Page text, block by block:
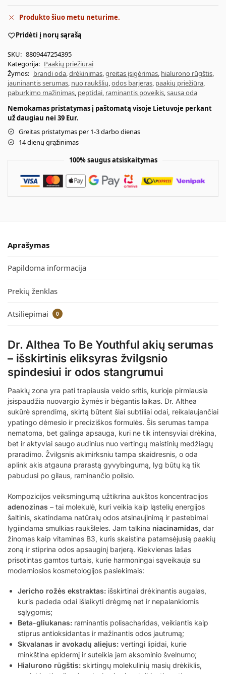
Produkto šiuo metu neturime.
Pridėti į norų sąrašą
SKU: 8809447254395
Kategorija: Paakių priežiūrai
Žymos: brandi oda,drėkinimas,greitas įsigėrimas, hialurono rūgštis,
jauninantis serumas, nuo raukšlių,odos barjeras, paakių priežiūra,
paburkimo mažinimas, peptidai, raminantis poveikis,sausa oda
Nemokamas pristatymas į paštomatą visoje Lietuvoje perkant
už daugiau nei 39 Eur.
Greitas pristatymas per 1-3 darbo dienas
14 dienų grąžinimas
100% saugus atsiskaitymas
Aprašymas
Papildoma informacija
Prekių ženklas
Atsiliepimai 0
Dr. Althea To Be Youthful akių serumas
– išskirtinis eliksyras žvilgsnio
spindesiui ir odos stangrumui
Paakių zona yra pati trapiausia veido sritis, kurioje pirmiausia
įsispaudžia nuovargio žymės ir bėgantis laikas. Dr. Althea
sukūrė sprendimą, skirtą būtent šiai subtiliai odai, reikalaujančiai
ypatingo dėmesio ir preciziškos formulės. Šis serumas tampa
nematoma, bet galinga apsauga, kuri ne tik intensyviai drėkina,
bet ir aktyviai saugo audinius nuo vertingų maistinių medžiagų
praradimo. Žvilgsnis akimirksniu tampa skaidresnis, o oda
aplink akis atgauna prarastą gyvybingumą, lyg būtų ką tik
pabudusi po gilaus, raminančio poilsio.
Kompozicijos veiksmingumą užtikrina aukštos koncentracijos
adenozinas – tai molekulė, kuri veikia kaip ląstelių energijos
šaltinis, skatindama natūralų odos atsinaujinimą ir pastebimai
lygiindama smulkias raukšleles. Jam talkina niacinamidas, dar
žinomas kaip vitaminas B3, kuris skaistina patamsėjusią paakių
zoną ir stiprina odos apsauginį barjerą. Kiekvienas lašas
prisotintas gamtos turtais, kurie harmoningai sąveikauja su
moderniosios kosmetologijos pasiekimais:
Jericho rožės ekstraktas: išskirtinai drėkinantis augalas,
kuris padeda odai išlaikyti drėgmę net ir nepalankiomis
sąlygomis;
Beta-gliukanas: raminantis polisacharidas, veikiantis kaip
stiprus antioksidantas ir mažinantis odos jautrumą;
Skvalanas ir avokadų aliejus: vertingi lipidai, kurie
minkština epidermį ir suteikia jam aksominio švelnumo;
Hialurono rūgštis: skirtingų molekulinių masių drėkiklis,